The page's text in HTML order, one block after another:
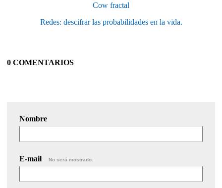
Cow fractal
Redes: descifrar las probabilidades en la vida.
0 COMENTARIOS
Nombre
E-mail No será mostrado.